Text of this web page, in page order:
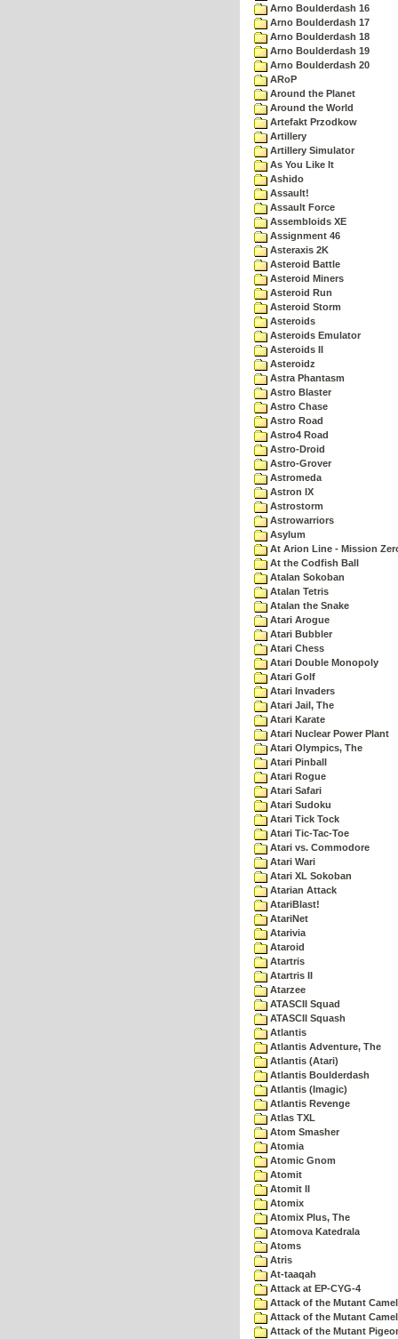
Arno Boulderdash 16
Arno Boulderdash 17
Arno Boulderdash 18
Arno Boulderdash 19
Arno Boulderdash 20
ARoP
Around the Planet
Around the World
Artefakt Przodkow
Artillery
Artillery Simulator
As You Like It
Ashido
Assault!
Assault Force
Assembloids XE
Assignment 46
Asteraxis 2K
Asteroid Battle
Asteroid Miners
Asteroid Run
Asteroid Storm
Asteroids
Asteroids Emulator
Asteroids II
Asteroidz
Astra Phantasm
Astro Blaster
Astro Chase
Astro Road
Astro4 Road
Astro-Droid
Astro-Grover
Astromeda
Astron IX
Astrostorm
Astrowarriors
Asylum
At Arion Line - Mission
At the Codfish Ball
Atalan Sokoban
Atalan Tetris
Atalan the Snake
Atari Arogue
Atari Bubbler
Atari Chess
Atari Double Monopoly
Atari Golf
Atari Invaders
Atari Jail, The
Atari Karate
Atari Nuclear Power Plant
Atari Olympics, The
Atari Pinball
Atari Rogue
Atari Safari
Atari Sudoku
Atari Tick Tock
Atari Tic-Tac-Toe
Atari vs. Commodore
Atari Wari
Atari XL Sokoban
Atarian Attack
AtariBlast!
AtariNet
Atarivia
Ataroid
Atartris
Atartris II
Atarzee
ATASCII Squad
ATASCII Squash
Atlantis
Atlantis Adventure, The
Atlantis (Atari)
Atlantis Boulderdash
Atlantis (Imagic)
Atlantis Revenge
Atlas TXL
Atom Smasher
Atomia
Atomic Gnom
Atomit
Atomit II
Atomix
Atomix Plus, The
Atomova Katedrala
Atoms
Atris
At-taaqah
Attack at EP-CYG-4
Attack of the Mutant
Attack of the Mutant
Attack of the Mutant